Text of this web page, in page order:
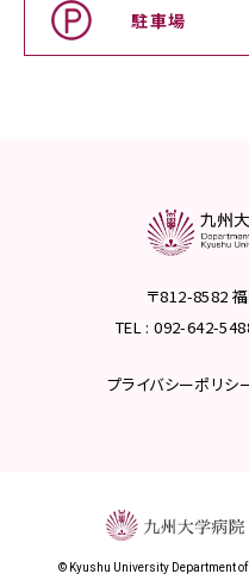
駐車場
〒812-8582
TEL : 092-642-
プライバシーポリシ
© Kyushu University Department